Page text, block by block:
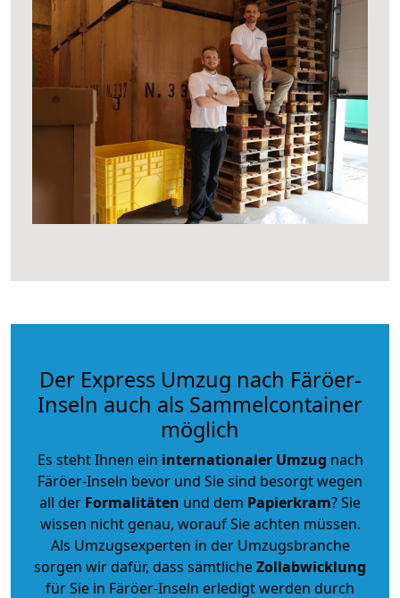
Der Express Umzug nach Färöer-
Inseln auch als Sammelcontainer
möglich
Es steht Ihnen ein internationaler Umzug nach
Färöer-Inseln bevor und Sie sind besorgt wegen
all der Formalitäten und dem Papierkram? Sie
wissen nicht genau, worauf Sie achten müssen.
Als Umzugsexperten in der Umzugsbranche
sorgen wir dafür, dass sämtlicheZollabwicklung
für Sie in Färöer-Inseln erledigt werden durch